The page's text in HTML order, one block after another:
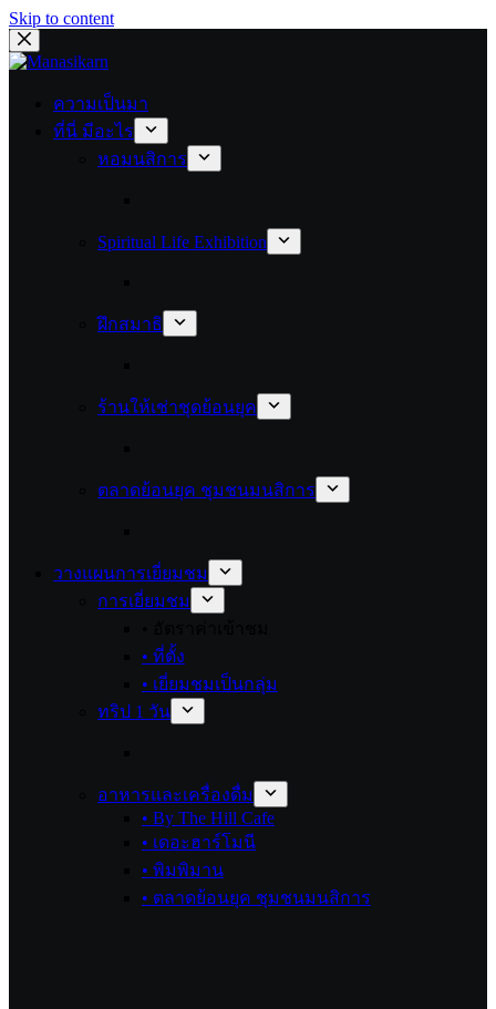
Skip to content
ความเป็นมา
ที่นี่ มีอะไร
หอมนสิการ
Spiritual Life Exhibition
ฝึกสมาธิ
ร้านให้เช่าชุดย้อนยุค
ตลาดย้อนยุค ชุมชนมนสิการ
วางแผนการเยี่ยมชม
การเยี่ยมชม
• ที่ตั้ง
• เยี่ยมชมเป็นกลุ่ม
ทริป 1 วัน
อาหารและเครื่องดื่ม
• By The Hill Cafe
• เดอะฮาร์โมนี
• พิมพิมาน
• ตลาดย้อนยุค ชุมชนมนสิการ